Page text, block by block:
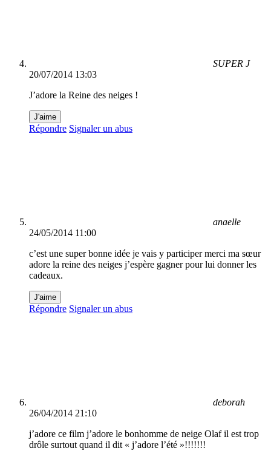
SUPER J
20/07/2014 13:03
J’adore la Reine des neiges !
J'aime
Répondre Signaler un abus
anaelle
24/05/2014 11:00
c’est une super bonne idée je vais y participer merci ma sœur
adore la reine des neiges j’espère gagner pour lui donner les
cadeaux.
J'aime
Répondre Signaler un abus
deborah
26/04/2014 21:10
j’adore ce film j’adore le bonhomme de neige Olaf il est trop
drôle surtout quand il dit « j’adore l’été »!!!!!!!